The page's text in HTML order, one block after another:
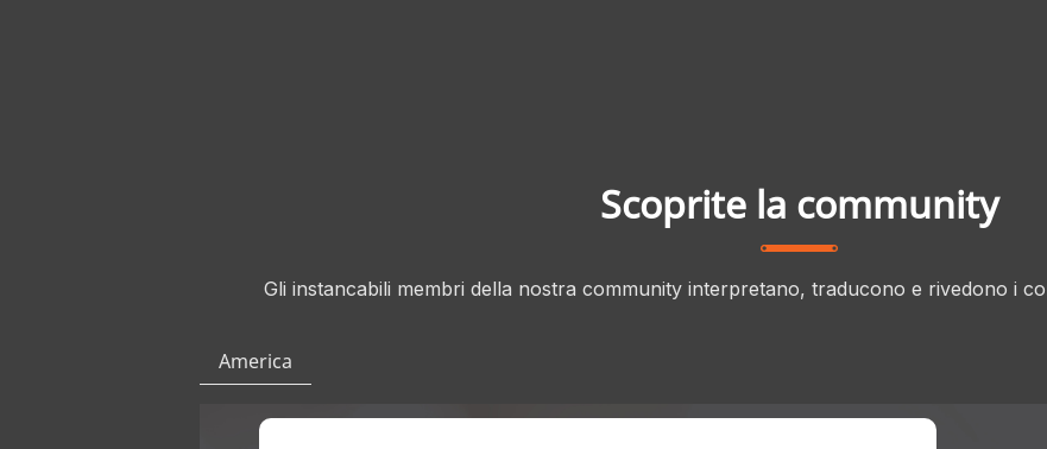
Scoprite la community
Gli instancabili membri della nostra community interpretano, traducono e rivedono i
America